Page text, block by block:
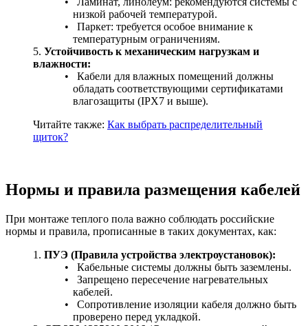
низкой рабочей температурой.
Паркет: требуется особое внимание к
температурным ограничениям.
Устойчивость к механическим нагрузкам и
влажности:
Кабели для влажных помещений должны
обладать соответствующими сертификатами
влагозащиты (IPX7 и выше).
Читайте также: Как выбрать распределительный
щиток?
Нормы и правила размещения кабелей
При монтаже теплого пола важно соблюдать российские
нормы и правила, прописанные в таких документах, как:
ПУЭ (Правила устройства электроустановок):
Кабельные системы должны быть заземлены.
Запрещено пересечение нагревательных
кабелей.
Сопротивление изоляции кабеля должно быть
проверено перед укладкой.